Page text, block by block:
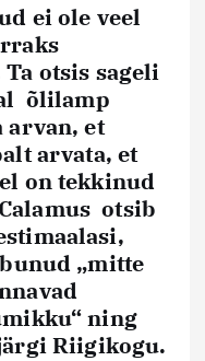
ei ole veel
otsis sageli
õlilamp
arvan, et
arvata, et
on tekkinud
otsib
„mitte
ning
Riigikogu.